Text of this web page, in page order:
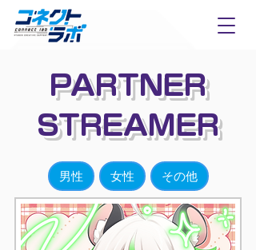
PARTNER
STREAMER
その他
女性
男性